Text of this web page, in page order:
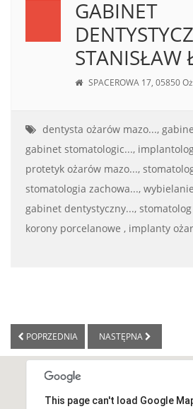
GABINET
STANISŁAW
SPACEROWA 17, 05850
dentysta ożarów mazo...,
gabinet stomatologic...,
protetyk ożarów mazo...,
stomatologia zachowa...,
gabinet dentystyczny...,
korony porcelanowe , implanty
POPRZEDNIA NASTĘPNA
This page can't load Google